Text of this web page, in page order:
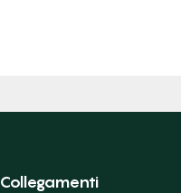
Collegamenti